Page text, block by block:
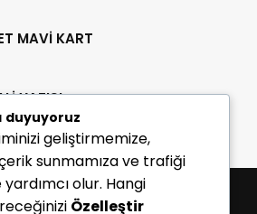
MAVİ KART
YAZISI
duyuyoruz
geliştirmemize,
sunmamıza ve trafiği
olur. Hangi
Özelleştir